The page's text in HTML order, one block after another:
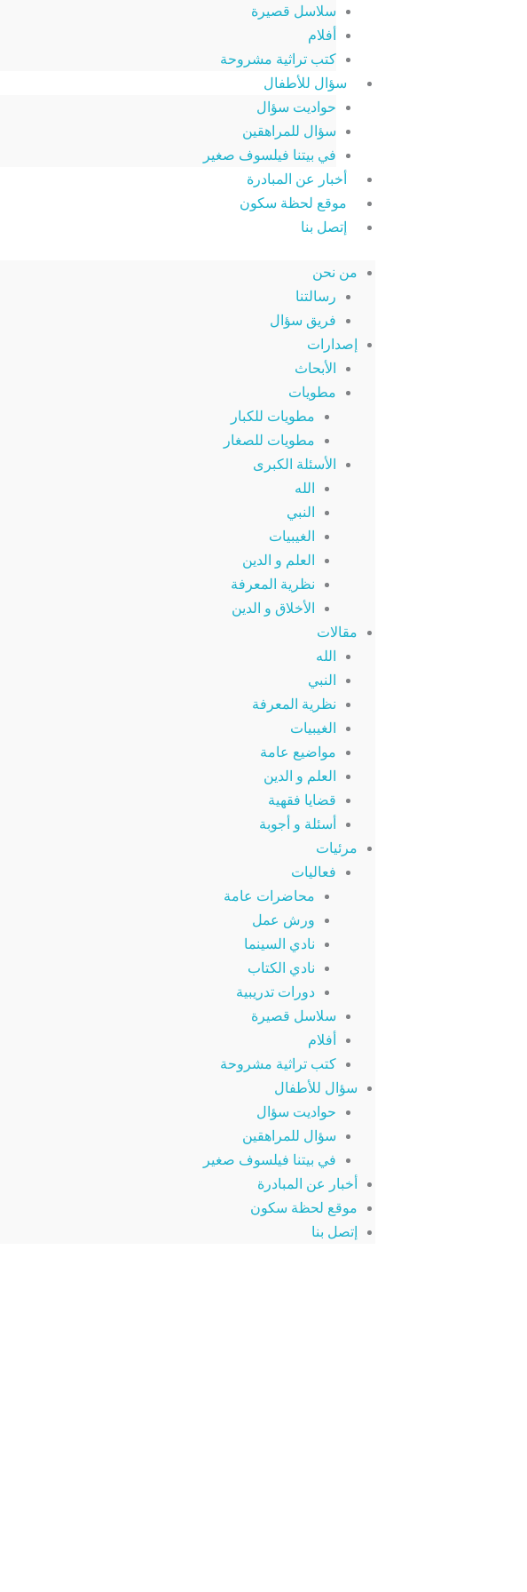
سلاسل قصيرة
أفلام
كتب تراثية مشروحة
سؤال للأطفال
حواديت سؤال
سؤال للمراهقين
في بيتنا فيلسوف صغير
أخبار عن المبادرة
موقع لحظة سكون
إتصل بنا
من نحن
رسالتنا
فريق سؤال
إصدارات
الأبحاث
مطويات
مطويات للكبار
مطويات للصغار
الأسئلة الكبرى
الله
النبي
الغيبيات
العلم و الدين
نظرية المعرفة
الأخلاق و الدين
مقالات
الله
النبي
نظرية المعرفة
الغيبيات
مواضيع عامة
العلم و الدين
قضايا فقهية
أسئلة و أجوبة
مرئيات
فعاليات
محاضرات عامة
ورش عمل
نادي السينما
نادي الكتاب
دورات تدريبية
سلاسل قصيرة
أفلام
كتب تراثية مشروحة
سؤال للأطفال
حواديت سؤال
سؤال للمراهقين
في بيتنا فيلسوف صغير
أخبار عن المبادرة
موقع لحظة سكون
إتصل بنا